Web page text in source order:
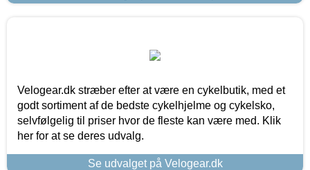
Velogear.dk stræber efter at være en cykelbutik, med et
godt sortiment af de bedste cykelhjelme og cykelsko,
selvfølgelig til priser hvor de fleste kan være med. Klik
her for at se deres udvalg.
Se udvalget på Velogear.dk